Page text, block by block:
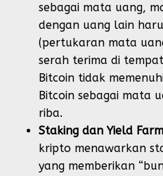
sebagai mata uang,
dengan uang lain
(pertukaran mata
serah terima di
Bitcoin tidak
Bitcoin sebagai mata
riba.
Staking dan Yield
kripto menawarkan
yang memberikan